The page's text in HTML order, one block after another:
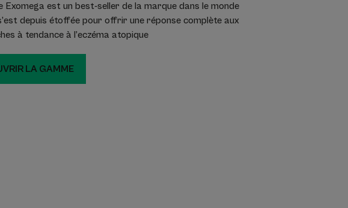
Exomega est un best-seller de la marque dans le monde
depuis étoffée pour offrir une réponse complète aux
à tendance à l’eczéma atopique
LA GAMME